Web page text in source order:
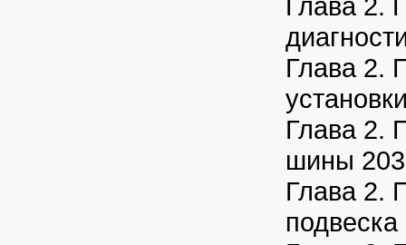
Глава 2.
Глава 2.
шины 203
Глава 2.
подвеска